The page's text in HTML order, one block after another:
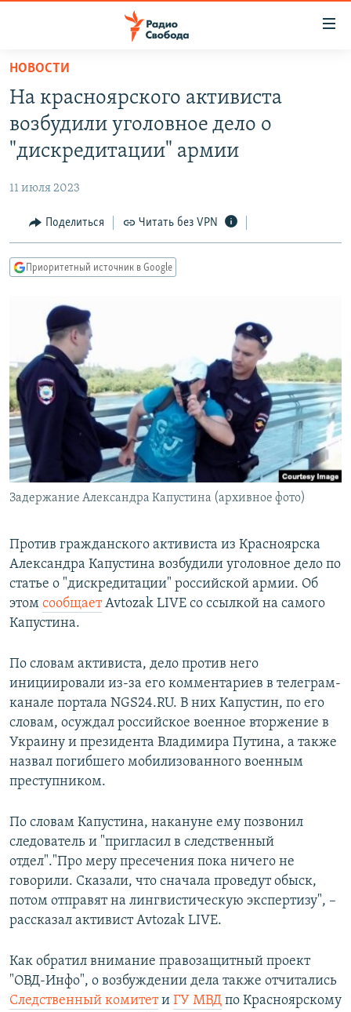
упрощенного
доступа
Вернуться
основному
Вернутся
Вернутся
ПОДКАСТЫ
АВТОРСКИЕ ПРОЕКТЫ
МНЕНИЯ
КУЛЬТУРА
КАВКАЗ.РЕАЛИИ
СЕВЕР.РЕАЛИИ
СИБИРЬ.РЕАЛИИ
РАСПИСАНИЕ ВЕЩАНИЯ
ПОДПИШИТЕСЬ НА РАССЫЛКУ
СОЦИАЛЬНЫЕ СЕТИ
Все сайты РСЕ/РС
НОВОСТИ
На красноярского активиста
возбудили уголовное дело о
"дискредитации" армии
11 июля 2023
Поделиться Читать без VPN
Приоритетный источник в Google
Задержание Александра Капустина (архивное фото)
Против гражданского активиста из Красноярска
Александра Капустина возбудили уголовное дело по
статье о "дискредитации" российской армии. Об
этом сообщаетAvtozak LIVE со ссылкой на самого
Капустина.
По словам активиста, дело против него
инициировали из-за его комментариев в телеграм-
канале портала NGS24.RU. В них Капустин, по его
словам, осуждал российское военное вторжение в
Украину и президента Владимира Путина, а также
назвал погибшего мобилизованного военным
преступником.
По словам Капустина, накануне ему позвонил
следователь и "пригласил в следственный
отдел"."Про меру пресечения пока ничего не
говорили. Сказали, что сначала проведут обыск,
потом отправят на лингвистическую экспертизу", –
рассказал активист Avtozak LIVE.
Как обратил внимание правозащитный проект
"ОВД-Инфо", о возбуждении дела также отчитались
Следственный комитети ГУ МВД по Красноярскому